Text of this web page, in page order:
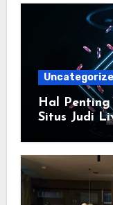
Hal Penting
Situs Judi